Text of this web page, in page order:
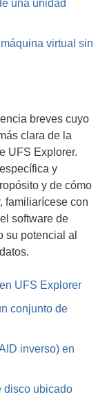
una unidad
virtual sin
breves cuyo
clara de la
UFS Explorer.
y
y de cómo
familiarícese con
software de
su potencial al
UFS Explorer
conjunto de
inverso) en
disco ubicado